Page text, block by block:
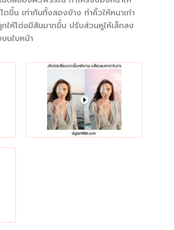
ขึ้น เท่ากันทั้งสองข้าง ทำคิ้วให้หนาเท่า
ห้โด่งมีสันมากขึ้น ปรับส่วนหูให้เล็กลง
นใบหน้า